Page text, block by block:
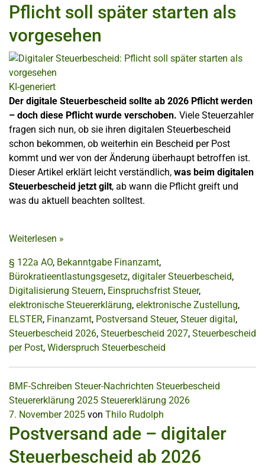
Pflicht soll später starten als
vorgesehen
KI-generiert
Der digitale Steuerbescheid sollte ab 2026 Pflicht werden
– doch diese Pflicht wurde verschoben. Viele Steuerzahler
fragen sich nun, ob sie ihren digitalen Steuerbescheid
schon bekommen, ob weiterhin ein Bescheid per Post
kommt und wer von der Änderung überhaupt betroffen ist.
Dieser Artikel erklärt leicht verständlich, was beim digitalen
Steuerbescheid jetzt gilt, ab wann die Pflicht greift und
was du aktuell beachten solltest.
Weiterlesen »
§ 122a AO, Bekanntgabe Finanzamt,
Bürokratieentlastungsgesetz, digitaler Steuerbescheid,
Digitalisierung Steuern, Einspruchsfrist Steuer,
elektronische Steuererklärung, elektronische Zustellung,
ELSTER, Finanzamt, Postversand Steuer, Steuer digital,
Steuerbescheid 2026, Steuerbescheid 2027, Steuerbescheid
per Post, Widerspruch Steuerbescheid
BMF-Schreiben Steuer-Nachrichten Steuerbescheid
Steuererklärung 2025 Steuererklärung 2026
7. November 2025 von Thilo Rudolph
Postversand ade – digitaler
Steuerbescheid ab 2026